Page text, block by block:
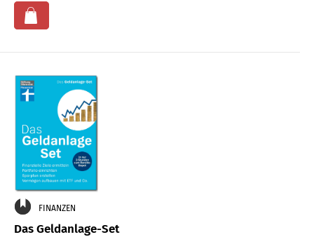
FINANZEN
Das Geldanlage-Set